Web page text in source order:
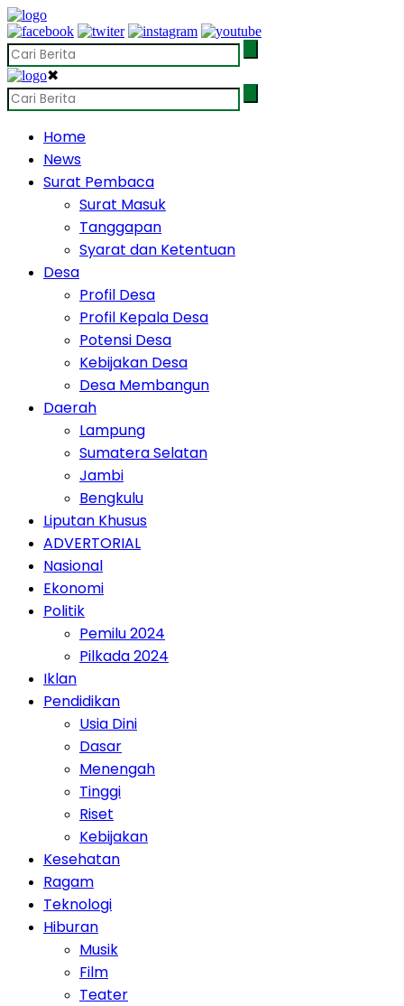
✖
Home
News
Surat Pembaca
Surat Masuk
Tanggapan
Syarat dan Ketentuan
Desa
Profil Desa
Profil Kepala Desa
Potensi Desa
Kebijakan Desa
Desa Membangun
Daerah
Lampung
Sumatera Selatan
Jambi
Bengkulu
Liputan Khusus
ADVERTORIAL
Nasional
Ekonomi
Politik
Pemilu 2024
Pilkada 2024
Iklan
Pendidikan
Usia Dini
Dasar
Menengah
Tinggi
Riset
Kebijakan
Kesehatan
Ragam
Teknologi
Hiburan
Musik
Film
Teater